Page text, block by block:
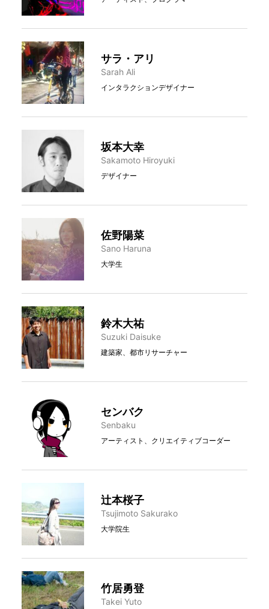
サラ・アリ
Sarah Ali
インタラクションデザイナー
坂本大幸
Sakamoto Hiroyuki
デザイナー
佐野陽菜
Sano Haruna
大学生
鈴木大祐
Suzuki Daisuke
建築家、都市リサーチャー
センバク
Senbaku
アーティスト、クリエイティブコーダー
辻本桜子
Tsujimoto Sakurako
大学院生
竹居勇登
Takei Yuto